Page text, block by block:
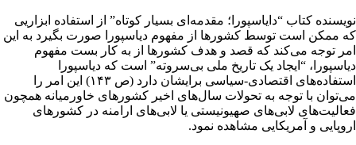
نویسنده کتاب “دایاسپورا؛ مقدمه‌ای بسیار کوتاه” از استفاده ابزاریی
که ممکن است توسط کشورها از مفهوم دیاسپورا صورت بگیرد به این
امر توجه می‌کند که قصد و هدف کشورها از به کار بست مفهوم
دیاسپورا، “ایجاد یک تاریخ ملی بی‌سروته” است که دیاسپورا
استفاده‌های اقتصادی-سیاسی برایشان دارد (ص ۱۴۳) این امر را
می‌توان با توجه به تحولات سال‌های اخیر کشورهای خاورمیانه همچون
فعالیت‌های لابی‌های صهیونیستی یا لابی‌های ارامنه در کشورهای
اروپایی و آمریکایی مشاهده نمود.